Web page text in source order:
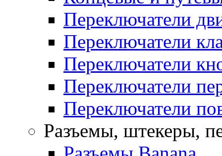
Переключатели
Переключатели
Переключатели
Переключатели
Переключатели
Разъемы, штекеры,